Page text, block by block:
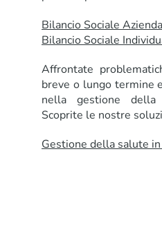
Bilancio Sociale
Bilancio Sociale
Affrontate
breve o lungo termine
nella gestione
Scoprite le nostre
Gestione della salute in